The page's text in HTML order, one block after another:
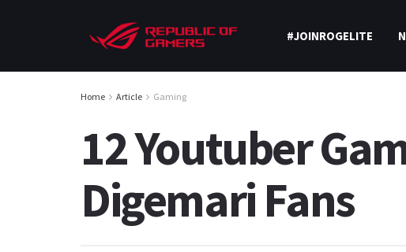
#JOINROGELITE
Home Article Gaming
12 Youtuber
Digemari Fans